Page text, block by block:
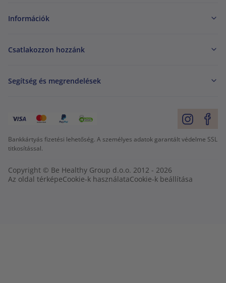
Információk
Csatlakozzon hozzánk
Segítség és megrendelések
Bankkártyás fizetési lehetőség. A személyes adatok garantált védelme SSL
titkosítással.
Copyright © Be Healthy Group d.o.o. 2012 - 2026
Az oldal térképeCookie-k használataCookie-k beállítása